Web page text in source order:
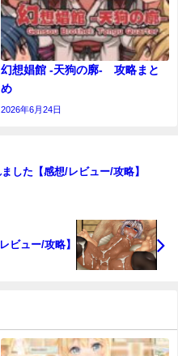
幻想娼館 -天狗の廓- 攻略まと
め
2026年6月24日
した【感想/レビュー/攻略】
ビュー/攻略】